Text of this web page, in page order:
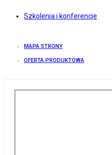
Szkolenia i konferencje
MAPA STRONY
OFERTA PRODUKTOWA